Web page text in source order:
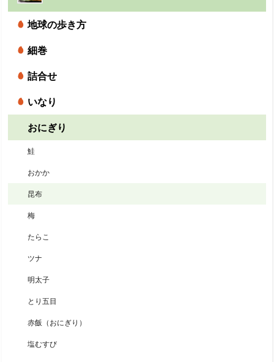
地球の歩き方
細巻
詰合せ
いなり
おにぎり
鮭
おかか
昆布
梅
たらこ
ツナ
明太子
とり五目
赤飯（おにぎり）
塩むすび